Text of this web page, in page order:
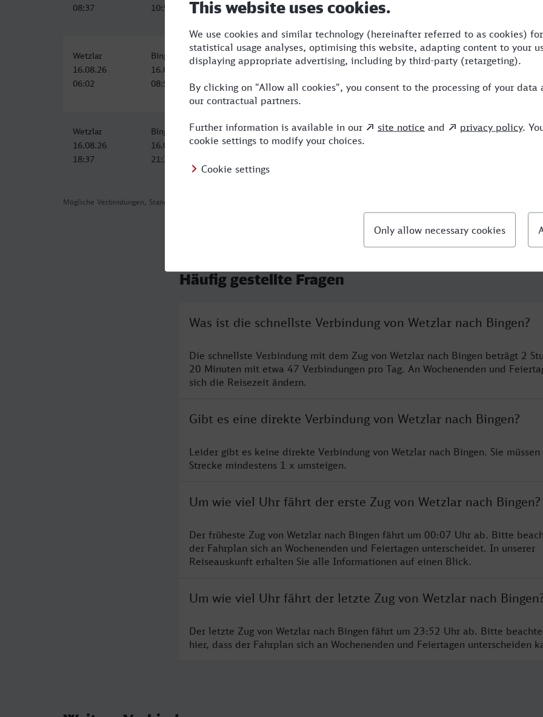
Mögliche Verbindungen, Stand: 2026-08-02 03:55
08:37
10:57
Wetzlar
16.08.26
06:02
Bingen (Rhein) Hbf
16.08.26
08:57
2:55 3 ICE,TR,HLB
Wetzlar
16.08.26
18:37
Bingen (Rhein) Hbf
16.08.26
21:33
2:56 2 VLX,TR,HLB
Häufig gestellte Fragen
Was ist die schnellste Verbindung von Wetzlar nach Bingen?
Die schnellste Verbindung mit dem Zug von Wetzlar nach Bingen beträgt 2
20 Minuten mit etwa 47 Verbindungen pro Tag. An Wochenenden und
sich die Reisezeit ändern.
Gibt es eine direkte Verbindung von Wetzlar nach Bingen?
Leider gibt es keine direkte Verbindung von Wetzlar nach Bingen. Sie
Strecke mindestens 1 x umsteigen.
Um wie viel Uhr fährt der erste Zug von Wetzlar nach Bingen?
Der früheste Zug von Wetzlar nach Bingen fährt um 00:07 Uhr ab. Bitte
der Fahrplan sich an Wochenenden und Feiertagen unterscheidet. In unserer
Reiseauskunft erhalten Sie alle Informationen auf einen Blick.
Um wie viel Uhr fährt der letzte Zug von Wetzlar nach
Der letzte Zug von Wetzlar nach Bingen fährt um 23:52 Uhr ab. Bitte
hier, dass der Fahrplan sich an Wochenenden und Feiertagen unterscheiden